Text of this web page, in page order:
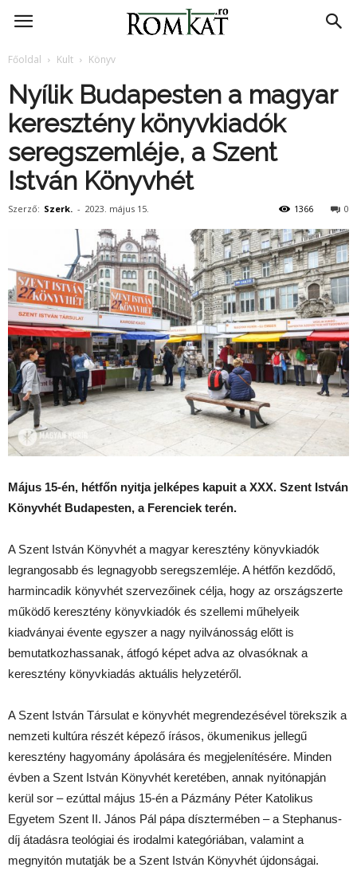
RomKat.ro
Főoldal Kult Könyv
Nyílik Budapesten a magyar
keresztény könyvkiadók
seregszemléje, a Szent
István Könyvhét
Szerző: Szerk. - 2023. május 15. 0
1366
Május 15-én, hétfőn nyitja jelképes kapuit a XXX. Szent István
Könyvhét Budapesten, a Ferenciek terén.
A Szent István Könyvhét a magyar keresztény könyvkiadók
legrangosabb és legnagyobb seregszemléje. A hétfőn kezdődő,
harmincadik könyvhét szervezőinek célja, hogy az országszerte
működő keresztény könyvkiadók és szellemi műhelyeik
kiadványai évente egyszer a nagy nyilvánosság előtt is
bemutatkozhassanak, átfogó képet adva az olvasóknak a
keresztény könyvkiadás aktuális helyzetéről.
A Szent István Társulat e könyvhét megrendezésével törekszik a
nemzeti kultúra részét képező írásos, ökumenikus jellegű
keresztény hagyomány ápolására és megjelenítésére. Minden
évben a Szent István Könyvhét keretében, annak nyitónapján
kerül sor – ezúttal május 15-én a Pázmány Péter Katolikus
Egyetem Szent II. János Pál pápa dísztermében – a Stephanus-
díj átadásra teológiai és irodalmi kategóriában, valamint a
megnyitón mutatják be a Szent István Könyvhét újdonságai.